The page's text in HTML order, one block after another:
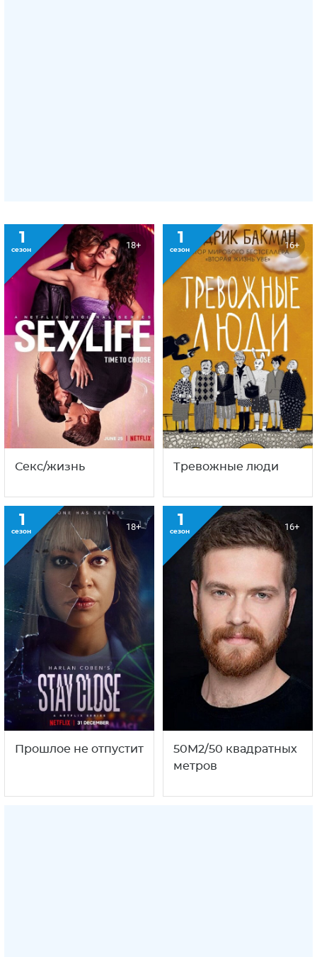
1
сезон 18+
Секс/жизнь
1
сезон 16+
Тревожные люди
1
сезон 18+
Прошлое не отпустит
1
сезон 16+
50M2/50 квадратных
метров